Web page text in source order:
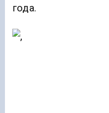
года.